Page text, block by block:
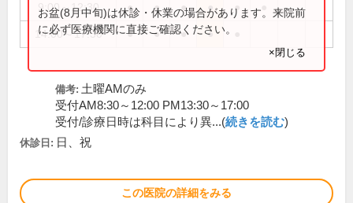
9:00～12:30 ● ● ● ● ●
14:00～17:30 ● ● ● ●
お盆(8月中旬)は休診・休業の場合があります。来院前
に必ず医療機関に直接ご確認ください。
×閉じる
備考: 土曜AMのみ
受付AM8:30～12:00 PM13:30～17:00
受付/診療日時は科目により異...(続きを読む)
休診日: 日、祝
この医院の詳細をみる